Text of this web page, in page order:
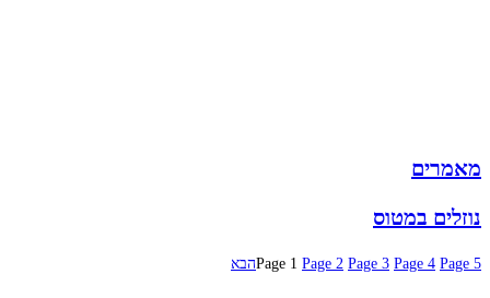
מאמרים
נוזלים במטוס
Page 1 Page 2 Page 3 Page 4 Page 5 הבא